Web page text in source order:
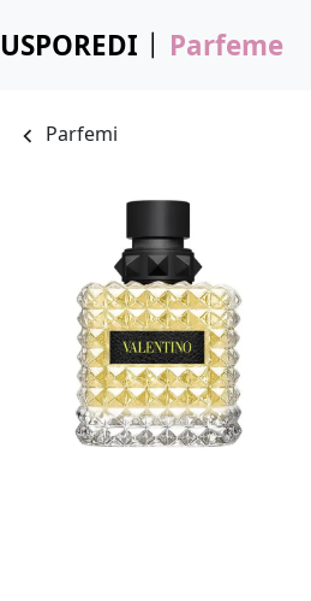
USPOREDI Parfeme
Parfemi